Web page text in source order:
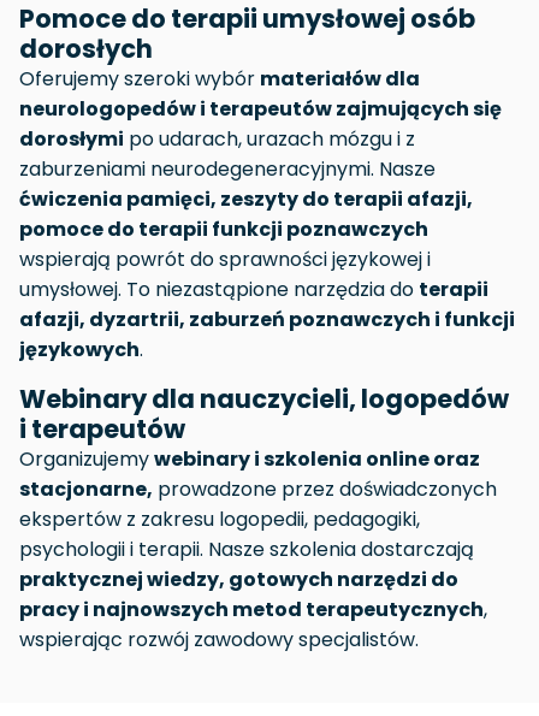
Pomoce do terapii umysłowej osób
dorosłych
Oferujemy szeroki wybór materiałów dla
neurologopedów i terapeutów zajmujących się
dorosłymi po udarach, urazach mózgu i z
zaburzeniami neurodegeneracyjnymi. Nasze
ćwiczenia pamięci, zeszyty do terapii afazji,
pomoce do terapii funkcji poznawczych
wspierają powrót do sprawności językowej i
umysłowej. To niezastąpione narzędzia do terapii
afazji, dyzartrii, zaburzeń poznawczych i funkcji
językowych.
Webinary dla nauczycieli, logopedów
i terapeutów
Organizujemywebinary i szkolenia online oraz
stacjonarne, prowadzone przez doświadczonych
ekspertów z zakresu logopedii, pedagogiki,
psychologii i terapii. Nasze szkolenia dostarczają
praktycznej wiedzy, gotowych narzędzi do
pracy i najnowszych metod terapeutycznych,
wspierając rozwój zawodowy specjalistów.